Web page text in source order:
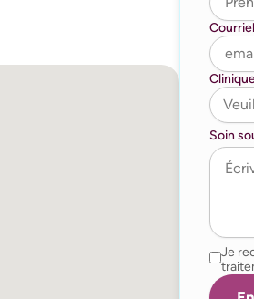
Courriel
Soin
Je